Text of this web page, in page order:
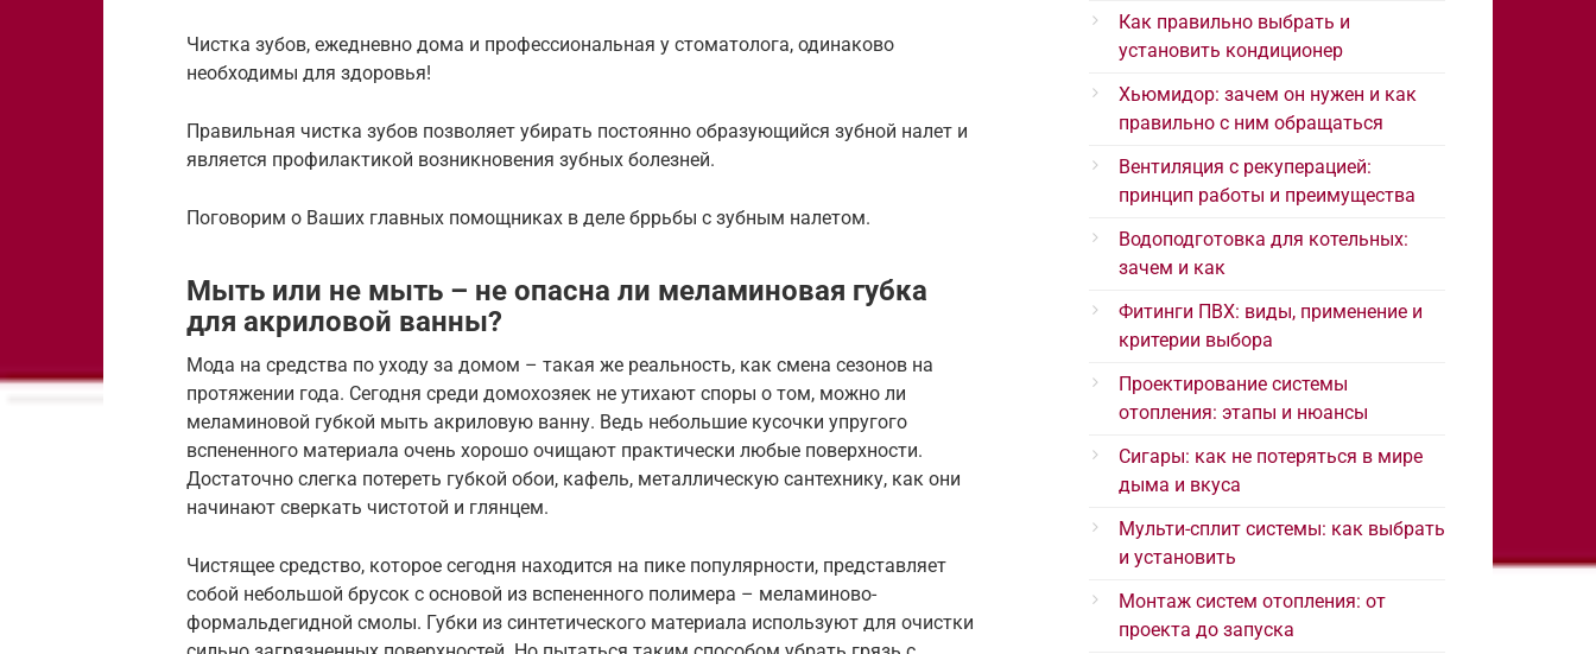
Чистка зубов, ежедневно дома и профессиональная у стоматолога, одинаково
необходимы для здоровья!
Правильная чистка зубов позволяет убирать постоянно образующийся зубной налет и
является профилактикой возникновения зубных болезней.
Поговорим о Ваших главных помощниках в деле бррьбы с зубным налетом.
Мыть или не мыть – не опасна ли меламиновая губка
для акриловой ванны?
Мода на средства по уходу за домом – такая же реальность, как смена сезонов на
протяжении года. Сегодня среди домохозяек не утихают споры о том, можно ли
меламиновой губкой мыть акриловую ванну. Ведь небольшие кусочки упругого
вспененного материала очень хорошо очищают практически любые поверхности.
Достаточно слегка потереть губкой обои, кафель, металлическую сантехнику, как они
начинают сверкать чистотой и глянцем.
Чистящее средство, которое сегодня находится на пике популярности, представляет
собой небольшой брусок с основой из вспененного полимера – меламиново-
формальдегидной смолы. Губки из синтетического материала используют для очистки
Как правильно выбрать и
установить кондиционер
Хьюмидор: зачем он нужен и как
правильно с ним обращаться
Вентиляция с рекуперацией:
принцип работы и преимущества
Водоподготовка для котельных:
зачем и как
Фитинги ПВХ: виды, применение и
критерии выбора
Проектирование системы
отопления: этапы и нюансы
Сигары: как не потеряться в мире
дыма и вкуса
Мульти-сплит системы: как выбрать
и установить
Монтаж систем отопления: от
проекта до запуска